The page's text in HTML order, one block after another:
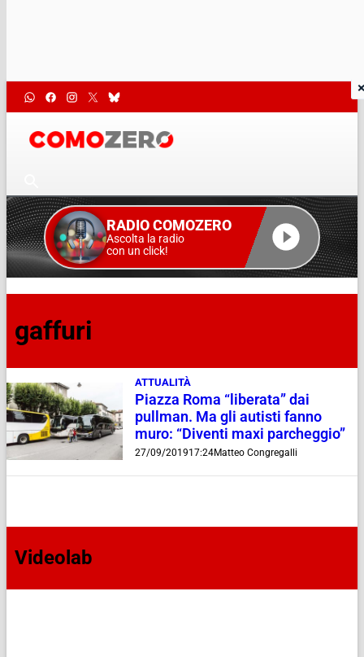
RADIO COMOZERO
Ascolta la radio
con un click!
gaffuri
ATTUALITÀ
Piazza Roma “liberata” dai
pullman. Ma gli autisti fanno
muro: “Diventi maxi parcheggio”
27/09/201917:24Matteo Congregalli
Videolab